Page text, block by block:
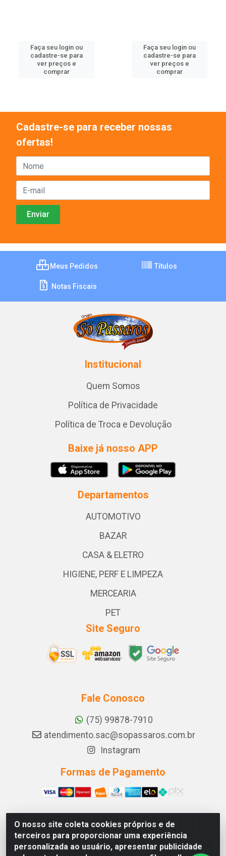
Faça seu login ou
cadastre-se para
ver preços e
comprar
Faça seu login ou
cadastre-se para
ver preços e
comprar
O nosso site coleta cookies próprios e de
terceiros para proporcionar uma experiência
personalizada ao usuário, apresentar publicidade
Cadastre-se para receber nossas
ofertas!
Meus Pedidos Títulos
Notas Fiscais
Institucional
Quem Somos
Política de Privacidade
Política de Troca e Devolução
Baixe já nosso APP
Departamentos
AUTOMOTIVO
BAZAR
CASA & ELETRO
HIGIENE, PERF E LIMPEZA
MERCEARIA
PET
Site Seguro
Fale Conosco
(75) 99878-7910
atendimento.sac@sopassaros.com.br
Instagram
Formas de Pagamento
A PINA DOS SANTOS DELEZZOTTE LTDA - RODOVIA BA
233, 27 - ZONA RURAL, ITABERABA/BA - CEP 46.880-
000 - CNPJ 30.578.948/0001-90